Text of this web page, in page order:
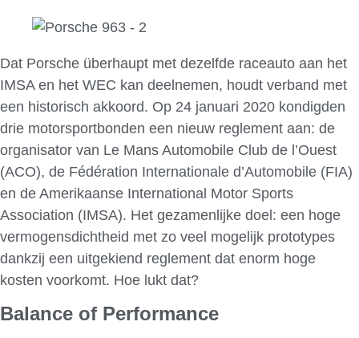
Dat Porsche überhaupt met dezelfde raceauto aan het
IMSA en het WEC kan deelnemen, houdt verband met
een historisch akkoord. Op 24 januari 2020 kondigden
drie motorsportbonden een nieuw reglement aan: de
organisator van Le Mans Automobile Club de l’Ouest
(ACO), de Fédération Internationale d’Automobile (FIA)
en de Amerikaanse International Motor Sports
Association (IMSA). Het gezamenlijke doel: een hoge
vermogensdichtheid met zo veel mogelijk prototypes
dankzij een uitgekiend reglement dat enorm hoge
kosten voorkomt. Hoe lukt dat?
Balance of Performance